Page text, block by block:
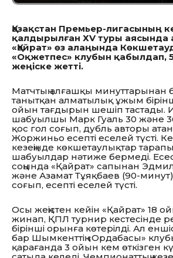
Қазақстан Премьер-лигасының
қалдырылған ХV туры аясында
«Қайрат» өз алаңында
«Оқжетпес» клубын қабылдап,
жеңіске жетті.
Матчтың алғашқы минуттарынан
танытқан алматылық ұжым
ойын тағдырын шешіп тастады.
шабуылшы Марк Гуаль 30 және
қос гол соғып, дубль авторы
Жоржиньо есепті еселей түсті.
кезеңінде көкшетаулықтар
шабуылдар нәтиже бермеді.
соңында «Қайрат» сапынан
және Азамат Тұяқбаев (90-минут)
соғып, есепті еселей түсті.
Осы жеңістен кейін «Қайрат» 18
жинап, ҚПЛ турнир кестесінде
бірінші орынға көтерілді. Ал
бар Шымкенттің «Ордабасы»
қарағанда 3 ойын кем өткізген